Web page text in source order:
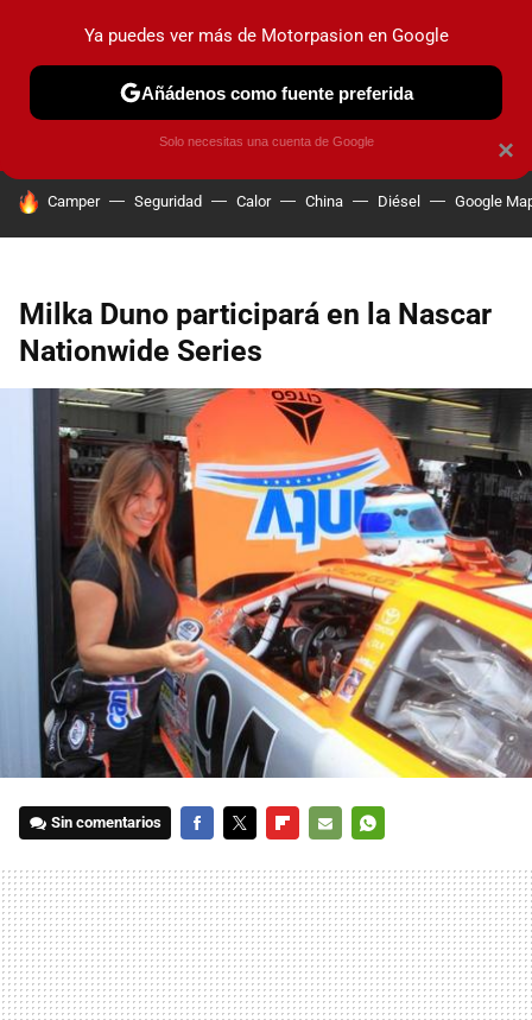
PRUEBAS COCHES ELÉCTRICOS OBSERVATORIO
HOY SE HABLA DE
Camper Seguridad Calor China Diésel Google
Milka Duno participará en la Nascar
Nationwide Series
Sin comentarios
MAIL
×
Ya puedes ver más de Motorpasion en Google
Añádenos como fuente preferida
Solo necesitas una cuenta de Google